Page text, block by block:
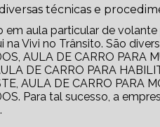
técnicas e
em aula particular de
na Vivi no Trânsito. São
AULA DE CARRO PARA
DE CARRO PARA
AULA DE CARRO PARA
Para tal sucesso, a